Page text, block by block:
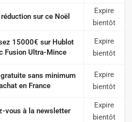
sur ce Noël
Expire
bientôt
15000€ sur Hublot
Fusion Ultra-Mince
Expire
bientôt
sans minimum
en France
Expire
bientôt
vous à la newsletter
Expire
bientôt